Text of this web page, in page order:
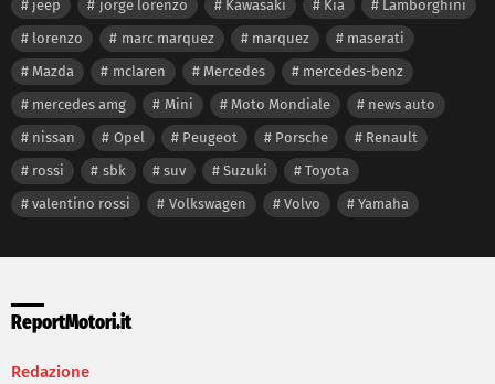
jeep
jorge lorenzo Kawasaki Kia
Lamborghini
lorenzo
marc marquez marquez
maserati
Mazda
mclaren Mercedes
mercedes-benz
mercedes amg
Mini Moto Mondiale
news auto
nissan
Opel Peugeot Porsche
Renault
rossi
sbk suv Suzuki
Toyota
valentino rossi
Volkswagen Volvo Yamaha
ReportMotori.it
Redazione